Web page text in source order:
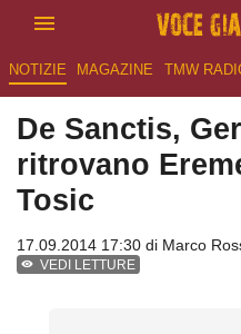
NOTIZIE MAGAZINE TMW
De Sanctis,
ritrovano
Tosic
17.09.2014 17:30 di Marco
VEDI LETTURE